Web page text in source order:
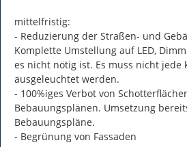
mittelfristig:
- Reduzierung der Straßen- und
Komplette Umstellung auf LED,
es nicht nötig ist. Es muss nicht jede
ausgeleuchtet werden.
- 100%iges Verbot von
Bebauungsplänen. Umsetzung
Bebauungspläne.
- Begrünung von Fassaden